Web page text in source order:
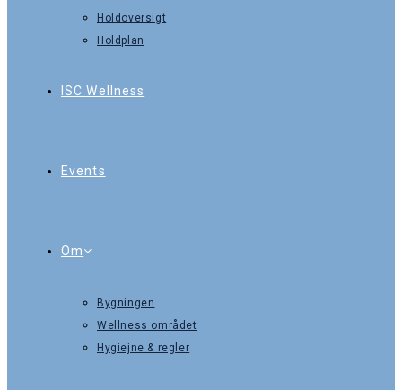
Holdoversigt
Holdplan
ISC Wellness
Events
Om
Bygningen
Wellness området
Hygiejne & regler